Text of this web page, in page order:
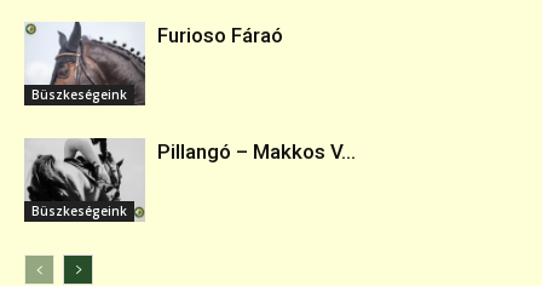
Büszkeségeink
Furioso Fáraó
Büszkeségeink
Pillangó – Makkos V...